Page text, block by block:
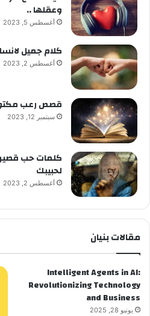
وعقلها ..
أغسطس 5, 2023
كلام جميل
أغسطس 2, 2023
قصص رعب
سبتمبر 12, 2023
كلمات حب
لحبيبك
أغسطس 2, 2023
مقالات بنيان
Intelligent Agents in AI:
Revolutionizing Technology
and Business
يونيو 28, 2025